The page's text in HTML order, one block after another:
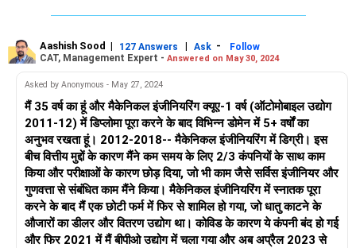
Aashish Sood | 127 Answers | Ask -
Follow
CAT, Management Expert - Answered on May 30, 2024
Asked by Anonymous - May 27, 2024
मैं 35 वर्ष का हूं और मैकेनिकल इंजीनियरिंग क्यूए-1 वर्ष (ऑटोमोबाइल उद्योग
2011-12) में डिप्लोमा पूरा करने के बाद विभिन्न डोमेन में 5+ वर्षों का
अनुभव रखता हूं। 2012-2018-- मैकेनिकल इंजीनियरिंग में डिग्री। इस
बीच वित्तीय मुद्दों के कारण मैंने कम समय के लिए 2/3 कंपनियों के साथ काम
किया और परीक्षाओं के कारण छोड़ दिया, जो भी काम जैसे सर्विस इंजीनियर और
गुणवत्ता से संबंधित काम मैंने किया। मैकेनिकल इंजीनियरिंग में स्नातक पूरा
करने के बाद मैं एक छोटी फर्म में फिर से शामिल हो गया, जो धातु काटने के
औजारों का डीलर और वितरण उद्योग था। कोविड के कारण ये कंपनी बंद हो गई
और फिर 2021 में मैं बीपीओ उद्योग में चला गया और अब अप्रैल 2023 से